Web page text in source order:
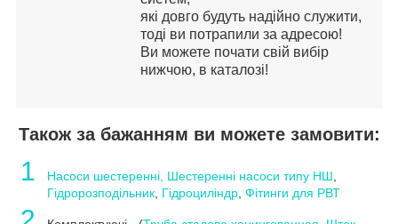
які довго будуть надійно служити,
тоді ви потрапили за адресою!
Ви можете почати свій вибір
нижчою, в каталозі!
Також за бажанням ви можете замовити:
1 Насоси шестеренні, Шестеренні насоси типу НШ
Гідророзподільник Гідроциліндр Фітинги для РВТ